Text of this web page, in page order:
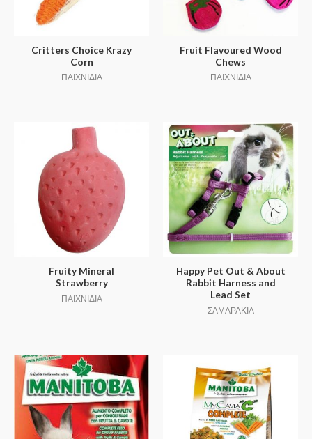
Critters Choice Krazy
Corn
ΠΑΙΧΝΙΔΙΑ
Fruit Flavoured Wood
Chews
ΠΑΙΧΝΙΔΙΑ
Fruity Mineral
Strawberry
ΠΑΙΧΝΙΔΙΑ
Happy Pet Out & About
Rabbit Harness and
Lead Set
ΣΑΜΑΡΑΚΙΑ